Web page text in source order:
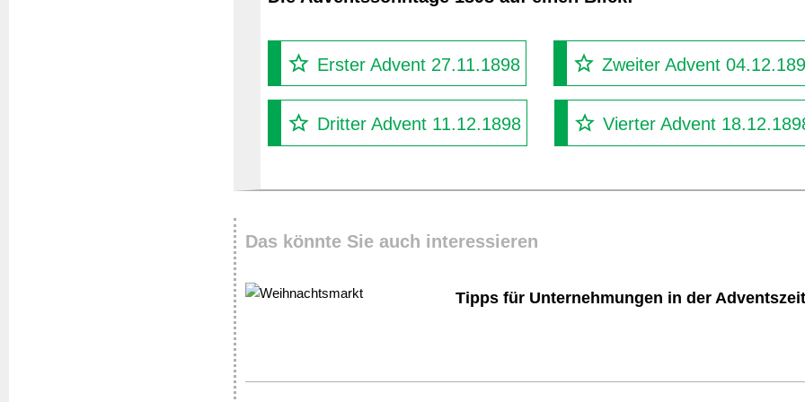
Erster Advent 27.11.1898 Zweiter Advent
Dritter Advent 11.12.1898 Vierter Advent
Das könnte Sie auch interessieren
Tipps für Unternehmungen in der Adventszeit